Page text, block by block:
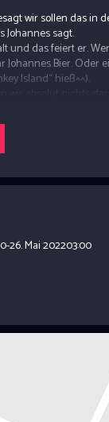
wir sollen das in
Johannes sagt.
und das feiert er.
Johannes Bier.
Island“ hieß^^).
-26. Mai 202203:00